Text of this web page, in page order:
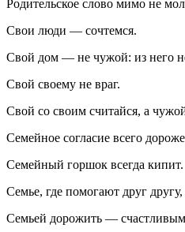
Родительское слово мимо не
Свои люди — сочтемся.
Свой дом — не чужой: из него
Свой своему не враг.
Свой со своим считайся, а
Семейное согласие всего
Семейный горшок всегда кипит.
Семье, где помогают друг
Семьей дорожить —